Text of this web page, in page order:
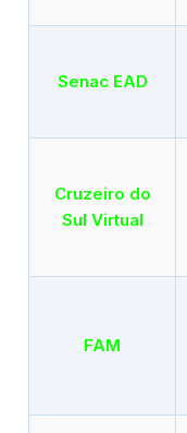
Senac EAD
Cruzeiro do
Sul Virtual
FAM